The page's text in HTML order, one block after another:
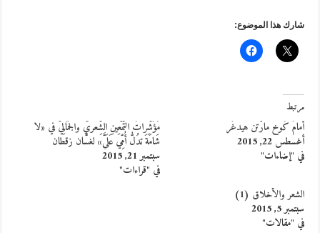
شارك هذا الموضوع:
مرتبط
أمامَ كُوخ مارْتن هيدغَر
أغسطس 22, 2015
في "إضاءات"
مُؤَشِّراتُ التَّمْعِينِ الشِّعريّ والجَمَالِيّ في «لا
شَامَةَ تدُلُّ أُمِّي عَلَيَّ» لغسَّان زقطان
سبتمبر 21, 2015
في "قراءات"
الشعر والأخلاق (1)
سبتمبر 5, 2015
في "مقالات"